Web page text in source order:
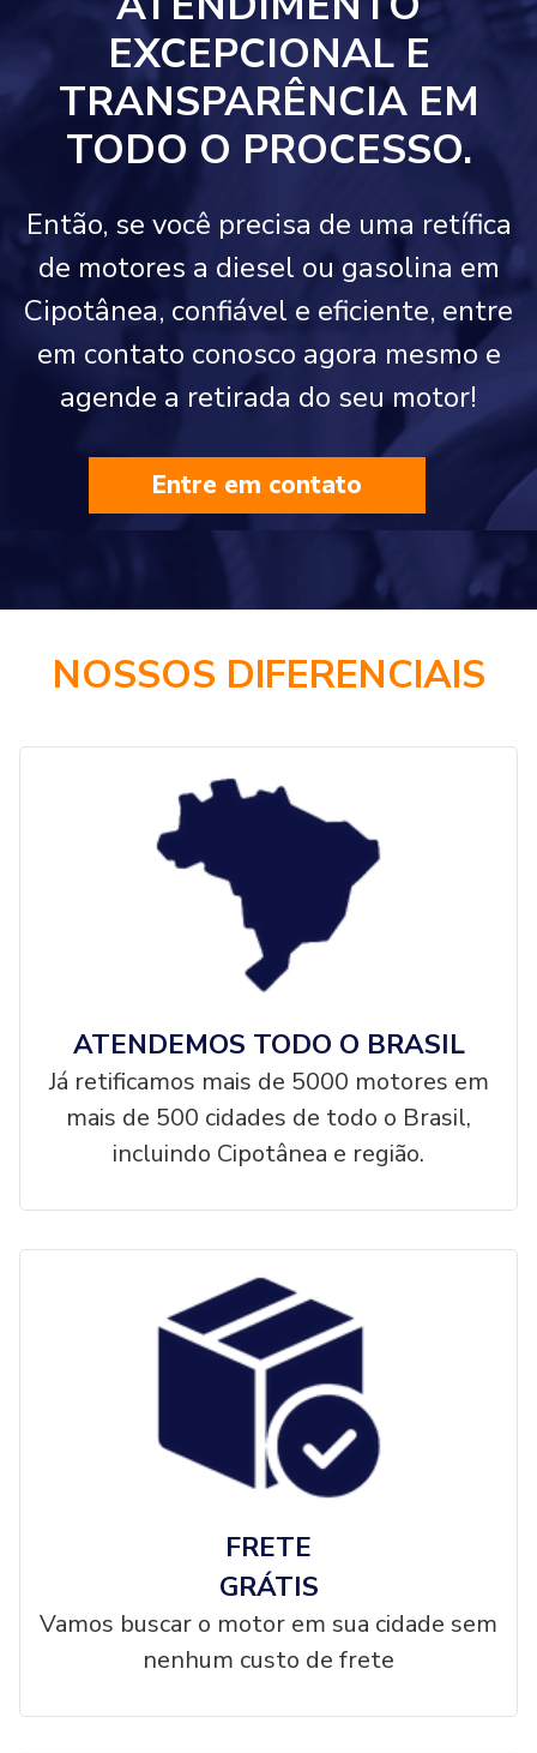
EXCEPCIONAL E
TRANSPARÊNCIA EM
TODO O PROCESSO.
Então, se você precisa de uma retífica
de motores a diesel ou gasolina em
Cipotânea, confiável e eficiente, entre
em contato conosco agora mesmo e
agende a retirada do seu motor!
Entre em contato
NOSSOS DIFERENCIAIS
ATENDEMOS TODO O BRASIL
Já retificamos mais de 5000 motores em
mais de 500 cidades de todo o Brasil,
incluindo Cipotânea e região.
FRETE
GRÁTIS
Vamos buscar o motor em sua cidade sem
nenhum custo de frete